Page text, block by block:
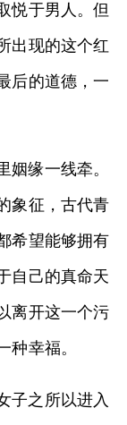
悦于男人。但
出现的这个红
后的道德，一
姻缘一线牵。
象征，古代青
希望能够拥有
自己的真命天
离开这一个污
种幸福。
子之所以进入